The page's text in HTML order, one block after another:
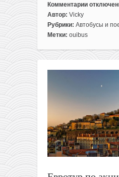
Комментарии
к
записи
Распродажа
билеты
Европу
от
0,99€!
Автор: Vicky
Рубрики: Автобусы и
Метки: ouibus